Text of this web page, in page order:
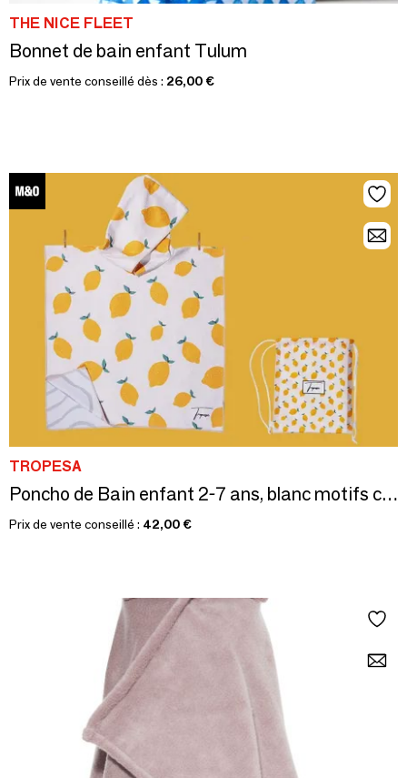
THE NICE FLEET
Bonnet de bain enfant Tulum
Prix de vente conseillé dès : 26,00 €
TROPESA
Poncho de Bain enfant 2-7 ans, blanc motifs citrons
Prix de vente conseillé : 42,00 €